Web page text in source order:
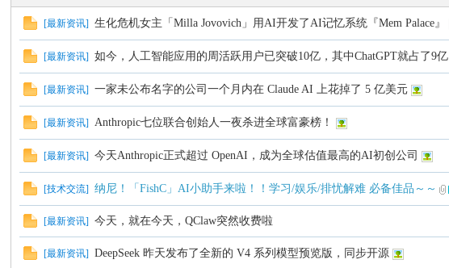
论
[最新资讯] 生化危机女主「Milla Jovovich」用AI开发了AI记忆系统『Mem Palace』
[最新资讯] 如今，人工智能应用的周活跃用户已突破10亿，其中ChatGPT就占了9亿
[最新资讯] 一家未公布名字的公司一个月内在 Claude AI 上花掉了 5 亿美元
[最新资讯] Anthropic七位联合创始人一夜杀进全球富豪榜！
[最新资讯] 今天Anthropic正式超过 OpenAI，成为全球估值最高的AI初创公司
[技术交流] 纳尼！「FishC」AI小助手来啦！！学习/娱乐/排忧解难 必备佳品～～
[最新资讯] 今天，就在今天，QClaw突然收费啦
[最新资讯] DeepSeek 昨天发布了全新的 V4 系列模型预览版，同步开源